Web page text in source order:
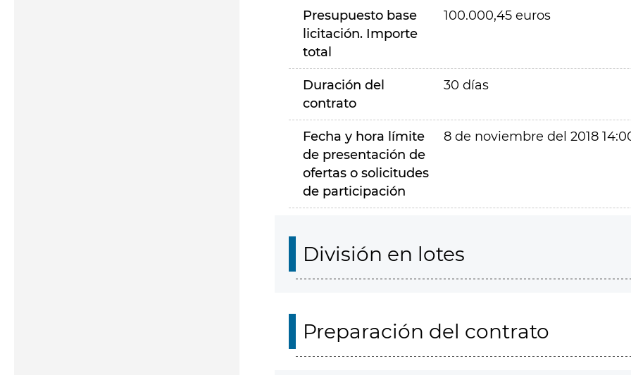
Presupuesto base
licitación. Importe
total
100.000,45 euros
Duración del
contrato
30 días
Fecha y hora límite
de presentación de
ofertas o solicitudes
de participación
8 de noviembre del 2018
División en lotes
Preparación del contrato